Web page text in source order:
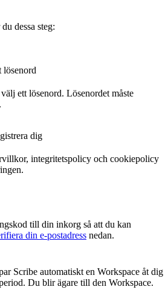
dessa steg:
lösenord
ett lösenord. Lösenordet måste
dig
integritetspolicy och cookiepolicy
till din inkorg så att du kan
din e-postadress nedan.
Scribe automatiskt en Workspace åt dig
Du blir ägare till den Workspace.